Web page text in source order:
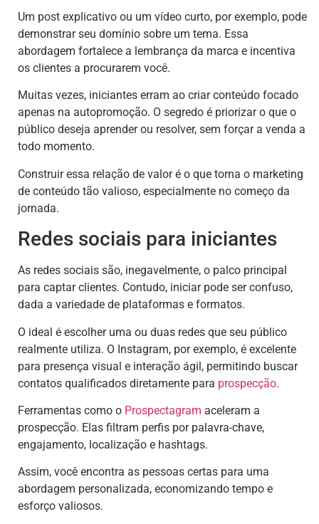
Um post explicativo ou um vídeo curto, por exemplo, pode
demonstrar seu domínio sobre um tema. Essa
abordagem fortalece a lembrança da marca e incentiva
os clientes a procurarem você.
Muitas vezes, iniciantes erram ao criar conteúdo focado
apenas na autopromoção. O segredo é priorizar o que o
público deseja aprender ou resolver, sem forçar a venda a
todo momento.
Construir essa relação de valor é o que torna o marketing
de conteúdo tão valioso, especialmente no começo da
jornada.
Redes sociais para iniciantes
As redes sociais são, inegavelmente, o palco principal
para captar clientes. Contudo, iniciar pode ser confuso,
dada a variedade de plataformas e formatos.
O ideal é escolher uma ou duas redes que seu público
realmente utiliza. O Instagram, por exemplo, é excelente
para presença visual e interação ágil, permitindo buscar
contatos qualificados diretamente para prospecção.
Ferramentas como o Prospectagram aceleram a
prospecção. Elas filtram perfis por palavra-chave,
engajamento, localização e hashtags.
Assim, você encontra as pessoas certas para uma
abordagem personalizada, economizando tempo e
esforço valiosos.